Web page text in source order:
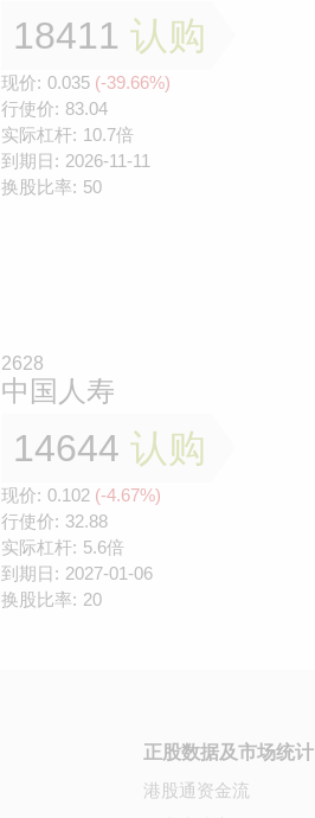
18411 认购
现价: 0.035 (-39.66%)
行使价: 83.04
实际杠杆: 10.7倍
到期日: 2026-11-11
换股比率: 50
2628
中国人寿
14644 认购
现价: 0.102 (-4.67%)
行使价: 32.88
实际杠杆: 5.6倍
到期日: 2027-01-06
换股比率: 20
正股数据及市场统计
港股通资金流